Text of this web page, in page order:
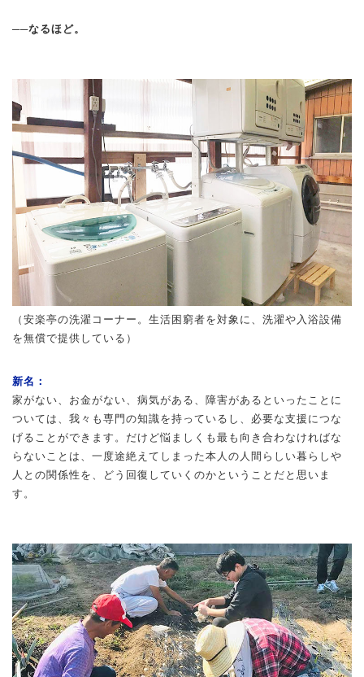
──なるほど。
（安楽亭の洗濯コーナー。生活困窮者を対象に、洗濯や入浴設備
を無償で提供している）
新名：
家がない、お金がない、病気がある、障害があるといったことに
ついては、我々も専門の知識を持っているし、必要な支援につな
げることができます。だけど悩ましくも最も向き合わなければな
らないことは、一度途絶えてしまった本人の人間らしい暮らしや
人との関係性を、どう回復していくのかということだと思いま
す。